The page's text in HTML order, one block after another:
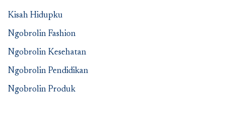
Kisah Hidupku
Ngobrolin Fashion
Ngobrolin Kesehatan
Ngobrolin Pendidikan
Ngobrolin Produk